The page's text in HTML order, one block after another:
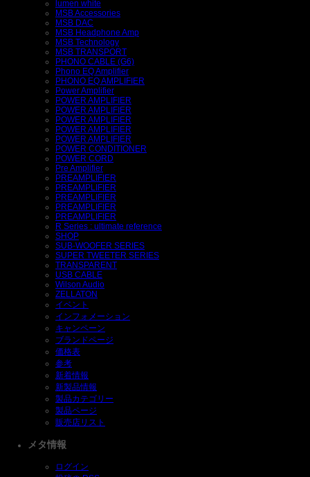
lumen white
MSB Accessories
MSB DAC
MSB Headphone Amp
MSB Technology
MSB TRANSPORT
PHONO CABLE (G6)
Phono EQ Amplifier
PHONO EQ AMPLIFIER
Power Amplifier
POWER AMPLIFIER
POWER AMPLIFIER
POWER AMPLIFIER
POWER AMPLIFIER
POWER AMPLIFIER
POWER CONDITIONER
POWER CORD
Pre Amplifier
PREAMPLIFIER
PREAMPLIFIER
PREAMPLIFIER
PREAMPLIFIER
PREAMPLIFIER
R Series : ultimate reference
SHOP
SUB-WOOFER SERIES
SUPER TWEETER SERIES
TRANSPARENT
USB CABLE
Wilson Audio
ZELLATON
イベント
インフォメーション
キャンペーン
ブランドページ
価格表
参考
新着情報
新製品情報
製品カテゴリー
製品ページ
販売店リスト
メタ情報
ログイン